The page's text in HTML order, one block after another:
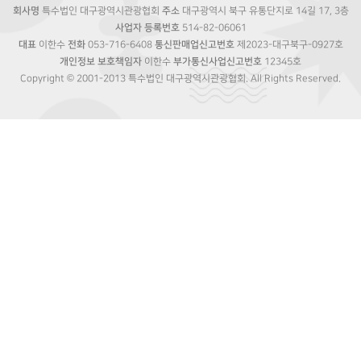
회사명 특수법인 대구광역시관광협회 주소대구광역시 북구 유통단지로 14길 17, 3층
사업자 등록번호514-82-06061
대표이한수 전화053-716-6408 통신판매업신고번호제2023-대구북구-0927호
개인정보 보호책임자 이한수 부가통신사업신고번호 12345호
Copyright © 2001-2013 특수법인 대구광역시관광협회. All Rights Reserved.